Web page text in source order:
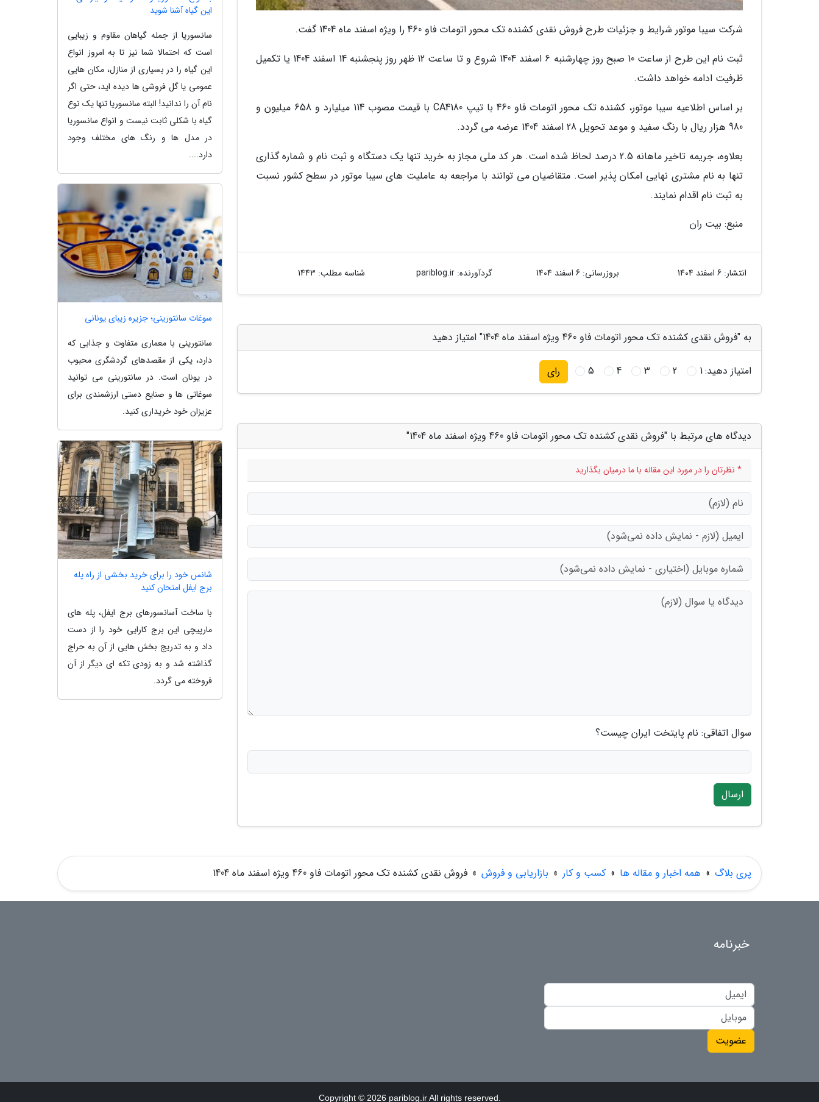
شرکت سیبا موتور شرایط و جزئیات طرح فروش نقدی کشنده تک محور اتومات فاو 460 را ویژه اسفند ماه 1404 گفت.
ثبت نام این طرح از ساعت 10 صبح روز چهارشنبه 6 اسفند 1404 شروع و تا ساعت 12 ظهر روز پنجشنبه 14 اسفند 1404 یا تکمیل
ظرفیت ادامه خواهد داشت.
بر اساس اطلاعیه سیبا موتور، کشنده تک محور اتومات فاو 460 با تیپ CA4180 با قیمت مصوب 114 میلیارد و 658 میلیون و
980 هزار ریال با رنگ سفید و موعد تحویل 28 اسفند 1404 عرضه می گردد.
بعلاوه، جریمه تاخیر ماهانه 2.5 درصد لحاظ شده است. هر کد ملی مجاز به خرید تنها یک دستگاه و ثبت نام و شماره گذاری
تنها به نام مشتری نهایی امکان پذیر است. متقاضیان می توانند با مراجعه به عاملیت های سیبا موتور در سطح کشور نسبت
به ثبت نام اقدام نمایند.
منبع: بیت ران
انتشار: 6 اسفند 1404 بروزرسانی: 6 اسفند 1404 گردآورنده:pariblog.ir شناسه مطلب: 1443
به "فروش نقدی کشنده تک محور اتومات فاو 460 ویژه اسفند ماه 1404" امتیاز دهید
امتیاز دهید:1
2
3
4
5 رای
دیدگاه های مرتبط با "فروش نقدی کشنده تک محور اتومات فاو 460 ویژه اسفند ماه 1404"
* نظرتان را در مورد این مقاله با ما درمیان بگذارید
سوال اتفاقی: نام پایتخت ایران چیست؟
ارسال
این گیاه آشنا شوید
سانسوریا از جمله گیاهان مقاوم و زیبایی
است که احتمالا شما نیز تا به امروز انواع
این گیاه را در بسیاری از منازل، مکان هایی
عمومی یا گل فروشی ها دیده اید، حتی اگر
نام آن را ندانید! البته سانسوریا تنها یک نوع
گیاه با شکلی ثابت نیست و انواع سانسوریا
در مدل ها و رنگ های مختلف وجود
دارد....
سوغات سانتورینی؛ جزیره زیبای یونانی
سانتورینی با معماری متفاوت و جذابی که
دارد، یکی از مقصدهای گردشگری محبوب
در یونان است. در سانتورینی می توانید
سوغاتی ها و صنایع دستی ارزشمندی برای
عزیزان خود خریداری کنید.
شانس خود را برای خرید بخشی از راه پله
برج ایفل امتحان کنید
با ساخت آسانسورهای برج ایفل، پله های
مارپیچی این برج کارایی خود را از دست
داد و به تدریج بخش هایی از آن به حراج
گذاشته شد و به زودی تکه ای دیگر از آن
فروخته می گردد.
پری بلاگ » همه اخبار و مقاله ها » کسب و کار » بازاریابی و فروش » فروش نقدی کشنده تک محور اتومات فاو 460 ویژه اسفند ماه 1404
خبرنامه
عضویت
Copyright © 2026 pariblog.ir All rights reserved.